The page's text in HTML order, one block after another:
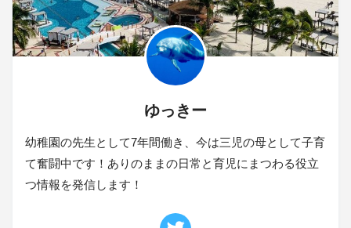
ゆっきー
幼稚園の先生として7年間働き、今は三児の母として子育
て奮闘中です！ありのままの日常と育児にまつわる役立
つ情報を発信します！